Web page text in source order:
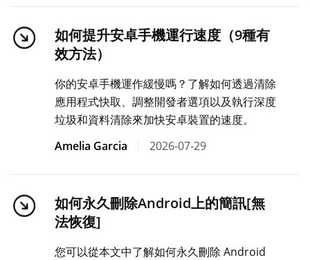
如何提升安卓手機運行速度（9種有
效方法）
你的安卓手機運作緩慢嗎？了解如何透過清除
應用程式快取、調整開發者選項以及執行深度
垃圾和資料清除來加快安卓裝置的速度。
Amelia Garcia
2026-07-29
如何永久刪除Android上的簡訊[無
法恢復]
您可以從本文中了解如何永久刪除 Android